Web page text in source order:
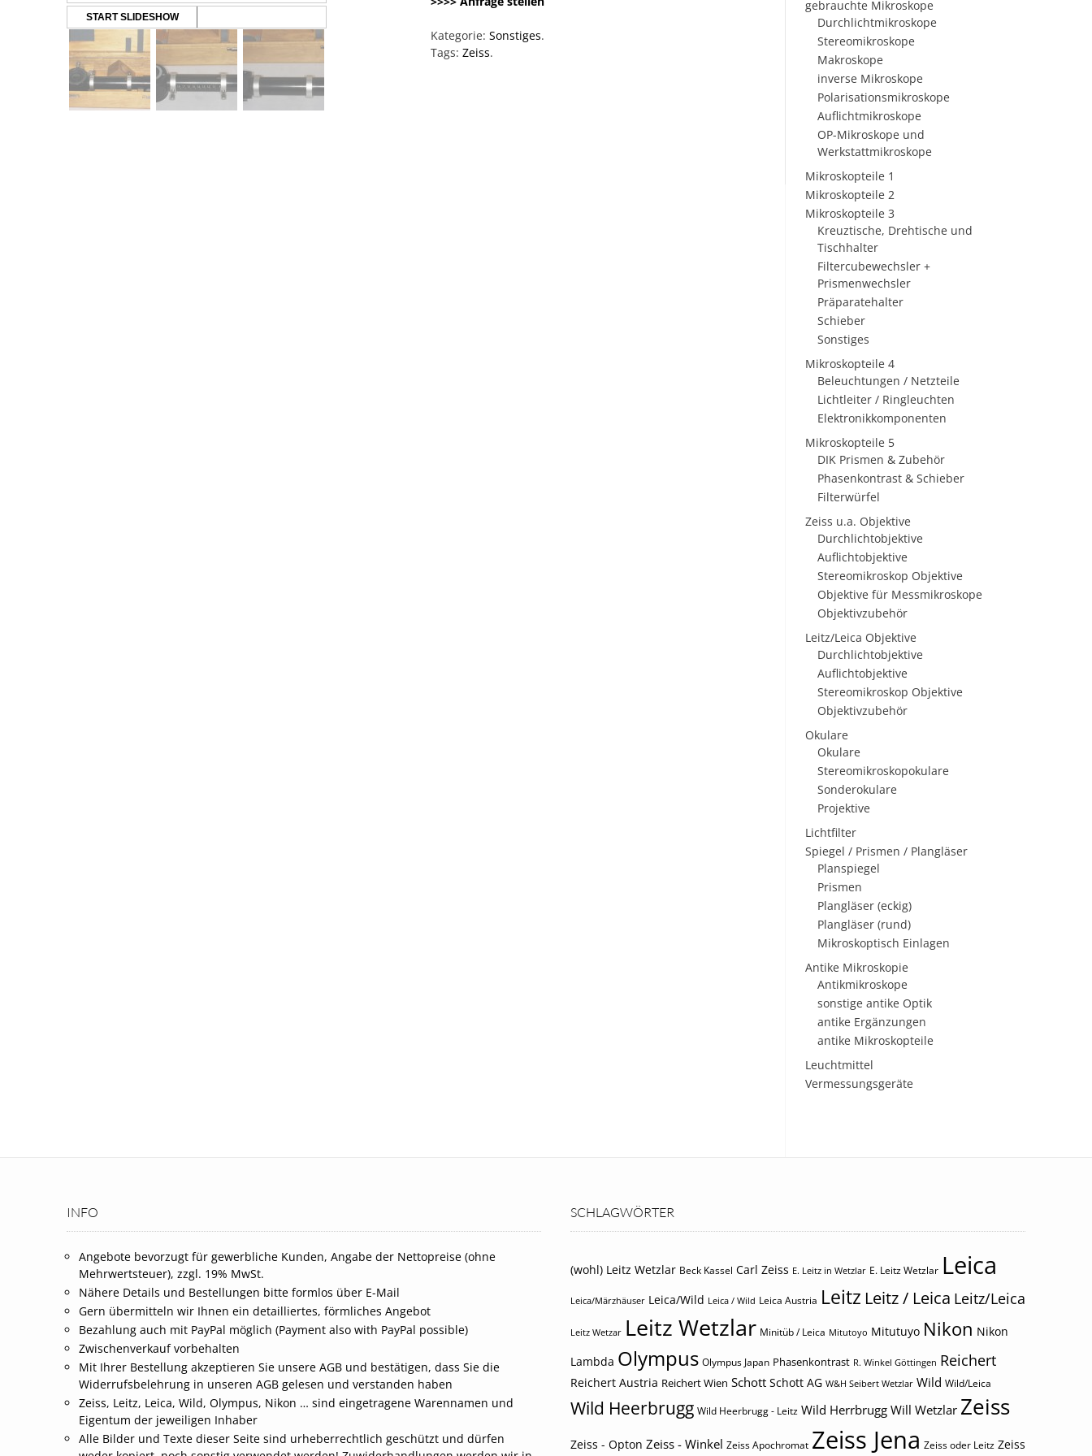
START SLIDESHOW
Kategorie: Sonstiges.
Tags: Zeiss.
gebrauchte Mikroskope
Durchlichtmikroskope
Stereomikroskope
Makroskope
inverse Mikroskope
Polarisationsmikroskope
Auflichtmikroskope
OP-Mikroskope und
Werkstattmikroskope
Mikroskopteile 1
Mikroskopteile 2
Mikroskopteile 3
Kreuztische, Drehtische und
Tischhalter
Filtercubewechsler +
Prismenwechsler
Präparatehalter
Schieber
Sonstiges
Mikroskopteile 4
Beleuchtungen / Netzteile
Lichtleiter / Ringleuchten
Elektronikkomponenten
Mikroskopteile 5
DIK Prismen & Zubehör
Phasenkontrast & Schieber
Filterwürfel
Zeiss u.a. Objektive
Durchlichtobjektive
Auflichtobjektive
Stereomikroskop Objektive
Objektive für Messmikroskope
Objektivzubehör
Leitz/Leica Objektive
Durchlichtobjektive
Auflichtobjektive
Stereomikroskop Objektive
Objektivzubehör
Okulare
Okulare
Stereomikroskopokulare
Sonderokulare
Projektive
Lichtfilter
Spiegel / Prismen / Plangläser
Planspiegel
Prismen
Plangläser (eckig)
Plangläser (rund)
Mikroskoptisch Einlagen
Antike Mikroskopie
Antikmikroskope
sonstige antike Optik
antike Ergänzungen
antike Mikroskopteile
Leuchtmittel
Vermessungsgeräte
INFO
Angebote bevorzugt für gewerbliche Kunden, Angabe der Nettopreise (ohne
Mehrwertsteuer), zzgl. 19% MwSt.
Nähere Details und Bestellungen bitte formlos über E-Mail
Gern übermitteln wir Ihnen ein detailliertes, förmliches Angebot
Bezahlung auch mit PayPal möglich (Payment also with PayPal possible)
Zwischenverkauf vorbehalten
Mit Ihrer Bestellung akzeptieren Sie unsere AGB und bestätigen, dass Sie die
Widerrufsbelehrung in unseren AGB gelesen und verstanden haben
Zeiss, Leitz, Leica, Wild, Olympus, Nikon … sind eingetragene Warennamen und
Eigentum der jeweiligen Inhaber
Alle Bilder und Texte dieser Seite sind urheberrechtlich geschützt und dürfen
SCHLAGWÖRTER
(wohl) Leitz Wetzlar Beck Kassel Carl Zeiss E. Leitz in Wetzlar E. Leitz Wetzlar Leica
Leica/Märzhäuser Leica/Wild Leica / Wild Leica Austria Leitz Leitz / Leica Leitz/Leica
Leitz Wetzar Leitz Wetzlar Minitüb / Leica Mitutoyo Mitutuyo Nikon Nikon
Lambda Olympus Olympus Japan Phasenkontrast R. Winkel Göttingen Reichert
Reichert Austria Reichert Wien Schott Schott AG W&H Seibert Wetzlar Wild Wild/Leica
Wild Heerbrugg Wild Heerbrugg - Leitz Wild Herrbrugg Will Wetzlar Zeiss
Zeiss - Opton Zeiss - Winkel Zeiss Apochromat Zeiss Jena Zeiss oder Leitz Zeiss